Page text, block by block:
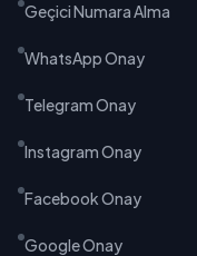
Geçici Numara Alma
WhatsApp Onay
Telegram Onay
Instagram Onay
Facebook Onay
Google Onay